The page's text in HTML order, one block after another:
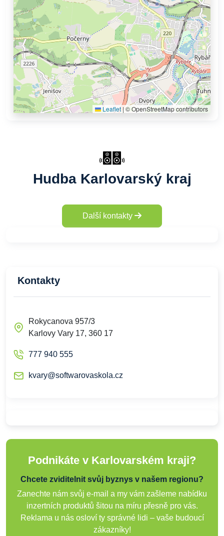
Leaflet|© OpenStreetMap contributors
Hudba Karlovarský kraj
Další kontakty
Kontakty
Rokycanova 957/3
Karlovy Vary 17, 360 17
777 940 555
kvary@softwarovaskola.cz
Podnikáte v Karlovarském kraji?
Chcete zviditelnit svůj byznys v našem regionu?
Zanechte nám svůj e-mail a my vám zašleme nabídku
inzertních produktů šitou na míru přesně pro vás.
Reklama u nás osloví ty správné lidi – vaše budoucí
zákazníky!